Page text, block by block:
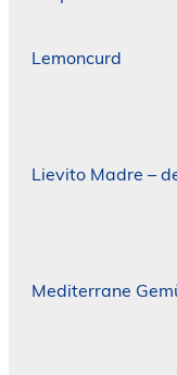
Lemoncurd
Lievito Madre –
Mediterrane